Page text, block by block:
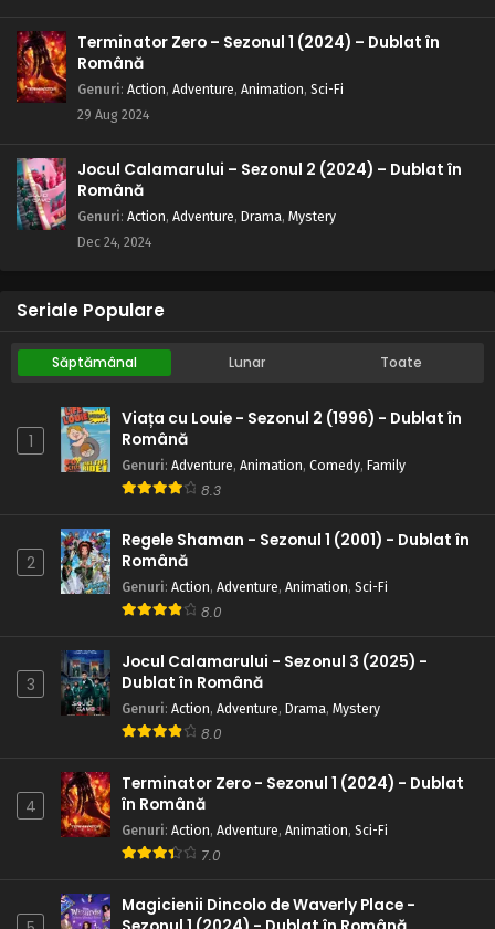
Terminator Zero – Sezonul 1 (2024) – Dublat în
Română
Genuri: Action, Adventure, Animation, Sci-Fi
29 Aug 2024
Jocul Calamarului – Sezonul 2 (2024) – Dublat în
Română
Genuri: Action, Adventure, Drama, Mystery
Dec 24, 2024
Seriale Populare
Săptămânal Lunar Toate
1
Viața cu Louie - Sezonul 2 (1996) - Dublat în
Română
Genuri: Adventure, Animation, Comedy, Family
8.3
2
Regele Shaman - Sezonul 1 (2001) - Dublat în
Română
Genuri: Action, Adventure, Animation, Sci-Fi
8.0
3
Jocul Calamarului - Sezonul 3 (2025) -
Dublat în Română
Genuri: Action, Adventure, Drama, Mystery
8.0
4
Terminator Zero - Sezonul 1 (2024) - Dublat
în Română
Genuri: Action, Adventure, Animation, Sci-Fi
7.0
Magicienii Dincolo de Waverly Place -